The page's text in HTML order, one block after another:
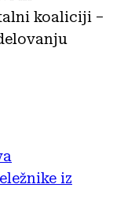
koaliciji –
iz